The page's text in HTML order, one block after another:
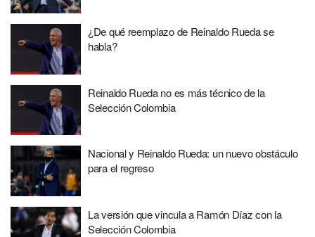
¿De qué reemplazo de Reinaldo Rueda se
habla?
Reinaldo Rueda no es más técnico de la
Selección Colombia
Nacional y Reinaldo Rueda: un nuevo obstáculo
para el regreso
La versión que vincula a Ramón Díaz con la
Selección Colombia